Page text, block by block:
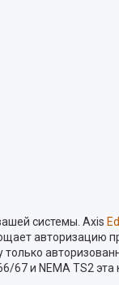
системы. Axis
авторизацию
67 и NEMA TS2